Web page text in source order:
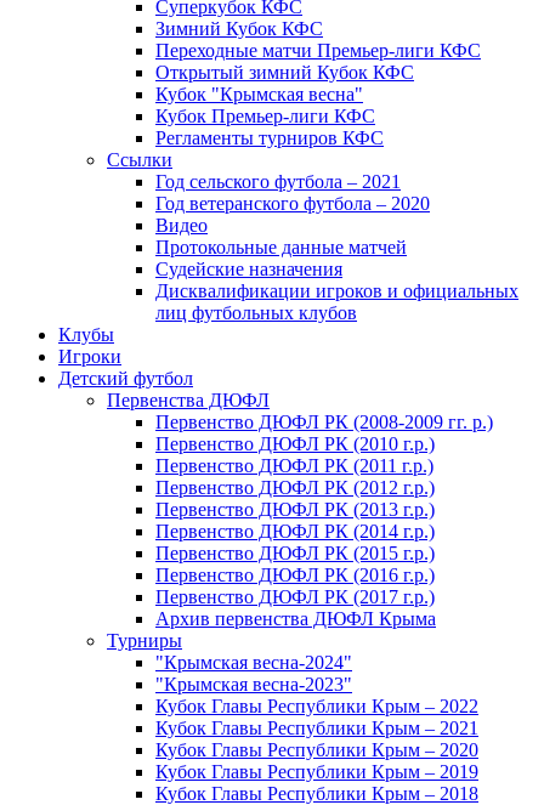
Суперкубок КФС
Зимний Кубок КФС
Переходные матчи Премьер-лиги КФС
Открытый зимний Кубок КФС
Кубок "Крымская весна"
Кубок Премьер-лиги КФС
Регламенты турниров КФС
Ссылки
Год сельского футбола – 2021
Год ветеранского футбола – 2020
Видео
Протокольные данные матчей
Судейские назначения
Дисквалификации игроков и официальных
лиц футбольных клубов
Клубы
Игроки
Детский футбол
Первенства ДЮФЛ
Первенство ДЮФЛ РК (2008-2009 гг. р.)
Первенство ДЮФЛ РК (2010 г.р.)
Первенство ДЮФЛ РК (2011 г.р.)
Первенство ДЮФЛ РК (2012 г.р.)
Первенство ДЮФЛ РК (2013 г.р.)
Первенство ДЮФЛ РК (2014 г.р.)
Первенство ДЮФЛ РК (2015 г.р.)
Первенство ДЮФЛ РК (2016 г.р.)
Первенство ДЮФЛ РК (2017 г.р.)
Архив первенства ДЮФЛ Крыма
Турниры
"Крымская весна-2024"
"Крымская весна-2023"
Кубок Главы Республики Крым – 2022
Кубок Главы Республики Крым – 2021
Кубок Главы Республики Крым – 2020
Кубок Главы Республики Крым – 2019
Кубок Главы Республики Крым – 2018